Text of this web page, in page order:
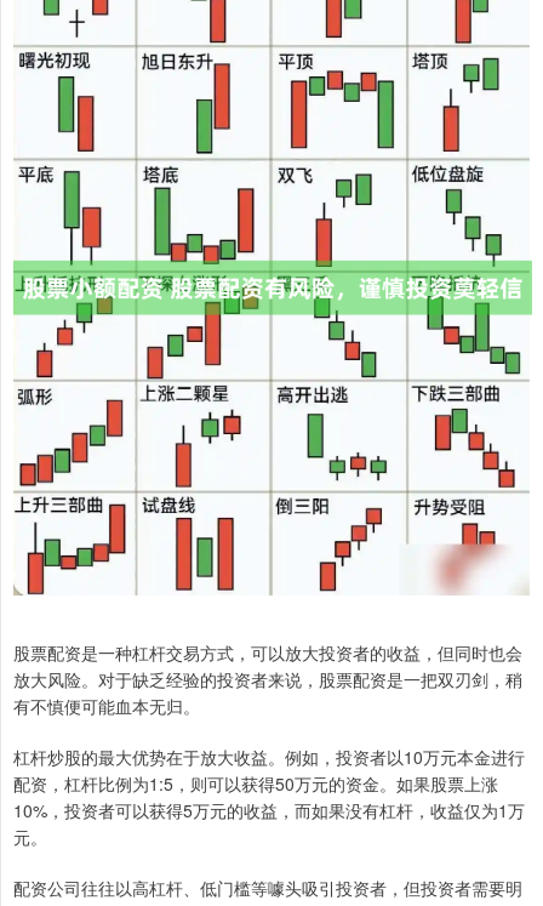
股票配资是一种杠杆交易方式，可以放大投资者的收益，但同时也会
放大风险。对于缺乏经验的投资者来说，股票配资是一把双刃剑，稍
有不慎便可能血本无归。
杠杆炒股的最大优势在于放大收益。例如，投资者以10万元本金进行
配资，杠杆比例为1:5，则可以获得50万元的资金。如果股票上涨
10%，投资者可以获得5万元的收益，而如果没有杠杆，收益仅为1万
元。
配资公司往往以高杠杆、低门槛等噱头吸引投资者，但投资者需要明